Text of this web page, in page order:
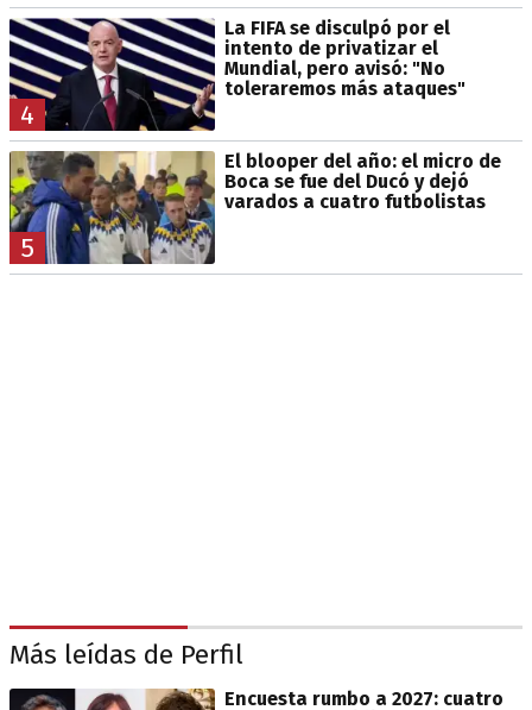
4
La FIFA se disculpó por el
intento de privatizar el
Mundial, pero avisó: "No
toleraremos más ataques"
5
El blooper del año: el micro de
Boca se fue del Ducó y dejó
varados a cuatro futbolistas
Más leídas de Perfil
Encuesta rumbo a 2027: cuatro